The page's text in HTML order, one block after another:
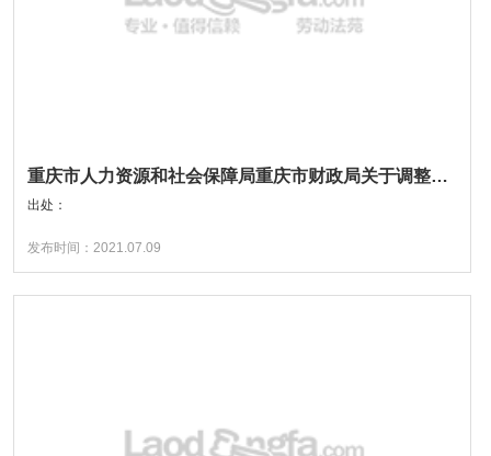
重庆市人力资源和社会保障局重庆市财政局关于调整我市工伤职工及工亡职工供养亲属定期待遇的通知
出处：
发布时间：2021.07.09